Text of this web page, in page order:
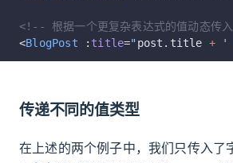
<!-- 根据一个更复杂表达式的值动态传
<BlogPost : title="post.title + '
传递不同的值类型
在上述的两个例子中，我们只传入了